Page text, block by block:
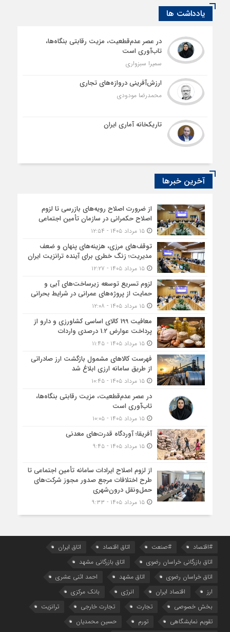
یادداشت ها
در عصر عدم‌قطعیت، مزیت رقابتی بنگاه‌ها،
تاب‌آوری است
سمیرا سبزواری
ارزش‌آفرینی دروازه‌های تجاری
محمدرضا مودودی
تاریکخانه آماری ایران
آخرین خبرها
از ضرورت اصلاح رویه‌های بازرسی تا لزوم
اصلاح حکمرانی در سازمان تأمین اجتماعی
۱۵ مرداد ۱۴۰۵ - ۱۲:۵۴
توقف‌های مرزی، هزینه‌های پنهان و ضعف
مدیریت؛ زنگ خطری برای آینده ترانزیت ایران
۱۵ مرداد ۱۴۰۵ - ۱۲:۲۷
لزوم تسریع توسعه زیرساخت‌های آبی و
حمایت از پروژه‌های عمرانی در شرایط بحرانی
۱۵ مرداد ۱۴۰۵ - ۱۲:۰۸
معافیت 199 کالای اساسی کشاورزی و دارو از
پرداخت عوارض 1.2 درصدی واردات
۱۵ مرداد ۱۴۰۵ - ۱۱:۴۵
فهرست کالاهای مشمول بازگشت ارز صادراتی
از طریق سامانه ارزی ابلاغ شد
۱۵ مرداد ۱۴۰۵ - ۱۰:۴۵
در عصر عدم‌قطعیت، مزیت رقابتی بنگاه‌ها،
تاب‌آوری است
۱۵ مرداد ۱۴۰۵ - ۱۰:۰۵
آفریقا؛ آوردگاه قدرت‌های معدنی
۱۵ مرداد ۱۴۰۵ - ۹:۴۵
از لزوم اصلاح ایرادات سامانه تأمین اجتماعی تا
طرح اختلافات مرجع صدور مجوز شرکت‌های
حمل‌ونقل درون‌شهری
۱۵ مرداد ۱۴۰۵ - ۹:۳۳
#اقتصاد #صنعت اتاق اقتصاد
اتاق ایران
اتاق بازرگانی خراسان رضوی
اتاق بازرگانی مشهد
اتاق خراسان رضوی
اتاق مشهد
احمد اثنی عشری
ارز
اقتصاد ایران انرژی
بانک مرکزی
بخش خصوصی
تجارت تجارت خارجی
ترانزیت
تقویم نمایشگاهی
تورم
حسین محمدیان